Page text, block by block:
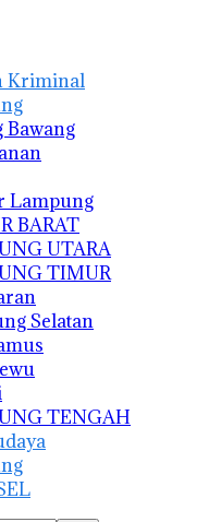
Kriminal
Bawang
Lampung
BARAT
UTARA
TIMUR
Selatan
TENGAH